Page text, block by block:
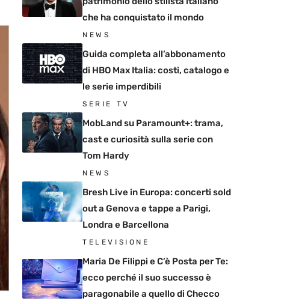
che ha conquistato il mondo
NEWS
Guida completa all’abbonamento
di HBO Max Italia: costi, catalogo e
le serie imperdibili
SERIE TV
MobLand su Paramount+: trama,
cast e curiosità sulla serie con
Tom Hardy
NEWS
Bresh Live in Europa: concerti sold
out a Genova e tappe a Parigi,
Londra e Barcellona
TELEVISIONE
Maria De Filippi e C’è Posta per Te:
ecco perché il suo successo è
paragonabile a quello di Checco